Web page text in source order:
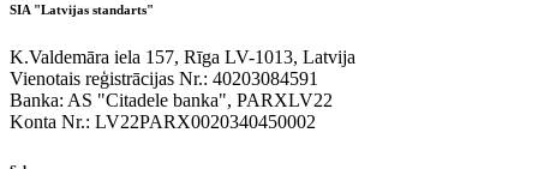
SIA "Latvijas standarts"
K.Valdemāra iela 157, Rīga LV-1013, Latvija
Vienotais reģistrācijas Nr.: 40203084591
Banka: AS "Citadele banka", PARXLV22
Konta Nr.: LV22PARX0020340450002